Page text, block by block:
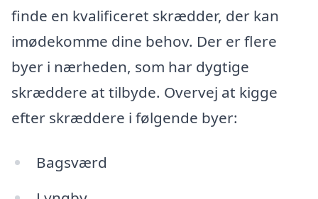
finde en kvalificeret skrædder, der kan
imødekomme dine behov. Der er flere
byer i nærheden, som har dygtige
skræddere at tilbyde. Overvej at kigge
efter skræddere i følgende byer:
Bagsværd